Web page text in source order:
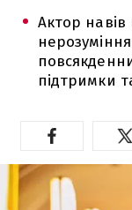
Актор
підтримки